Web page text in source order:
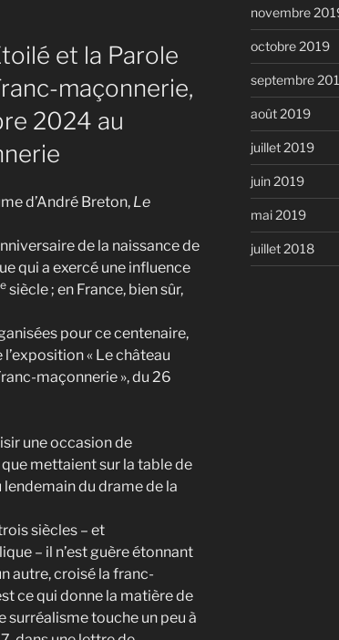
et la Parole
maçonnerie,
2024 au
d’André Breton, Le
de la naissance de
qui a exercé une influence
e siècle ; en France, bien sûr,
pour ce centenaire,
« Le château
maçonnerie », du 26
une occasion de
mettaient sur la table de
du drame de la
siècles – et
– il n’est guère étonnant
autre, croisé la franc-
ce qui donne la matière de
surréalisme touche un peu à
novembre
octobre 2019
septembre
août 2019
juillet 2019
juin 2019
mai 2019
juillet 2018